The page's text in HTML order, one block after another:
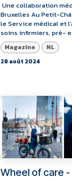
Une collaboration
Bruxelles Au Petit-
le Service médical et
soins infirmiers, pré-
Magazine NL
28 août 2024
Wheel of care